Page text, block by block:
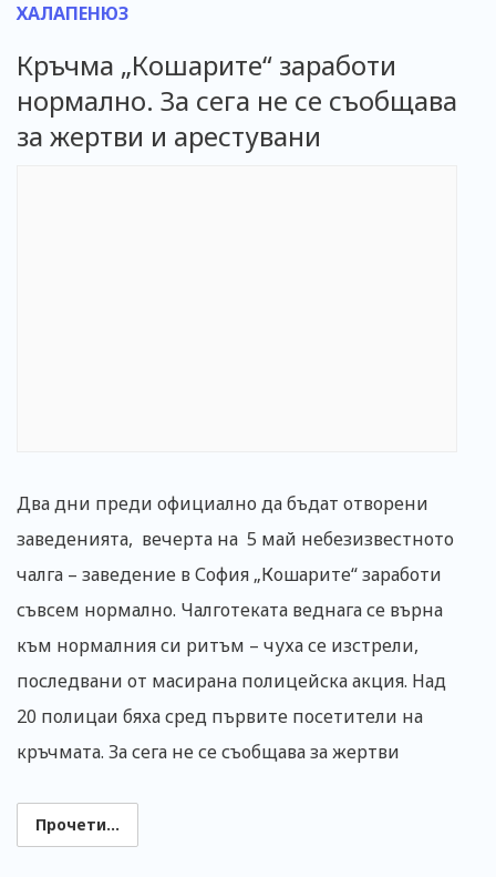
ХАЛАПЕНЮЗ
Кръчма „Кошарите“ заработи
нормално. За сега не се съобщава
за жертви и арестувани
Два дни преди официално да бъдат отворени
заведенията, вечерта на 5 май небезизвестното
чалга – заведение в София „Кошарите“ заработи
съвсем нормално. Чалготеката веднага се върна
към нормалния си ритъм – чуха се изстрели,
последвани от масирана полицейска акция. Над
20 полицаи бяха сред първите посетители на
кръчмата. За сега не се съобщава за жертви
Прочети...